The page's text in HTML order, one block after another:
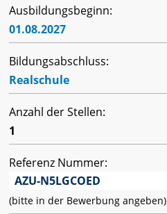
Ausbildungsbeginn:
01.08.2027
Bildungsabschluss:
Realschule
Anzahl der Stellen:
1
Referenz Nummer:
AZU-N5LGCOED
(bitte in der Bewerbung angeben)